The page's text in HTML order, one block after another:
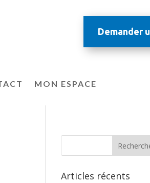
Demander
MON ESPACE
Articles récents